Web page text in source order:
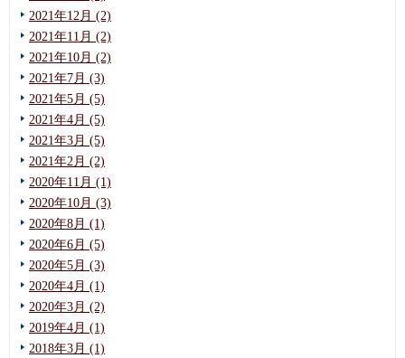
2021年12月 (2)
2021年11月 (2)
2021年10月 (2)
2021年7月 (3)
2021年5月 (5)
2021年4月 (5)
2021年3月 (5)
2021年2月 (2)
2020年11月 (1)
2020年10月 (3)
2020年8月 (1)
2020年6月 (5)
2020年5月 (3)
2020年4月 (1)
2020年3月 (2)
2019年4月 (1)
2018年3月 (1)